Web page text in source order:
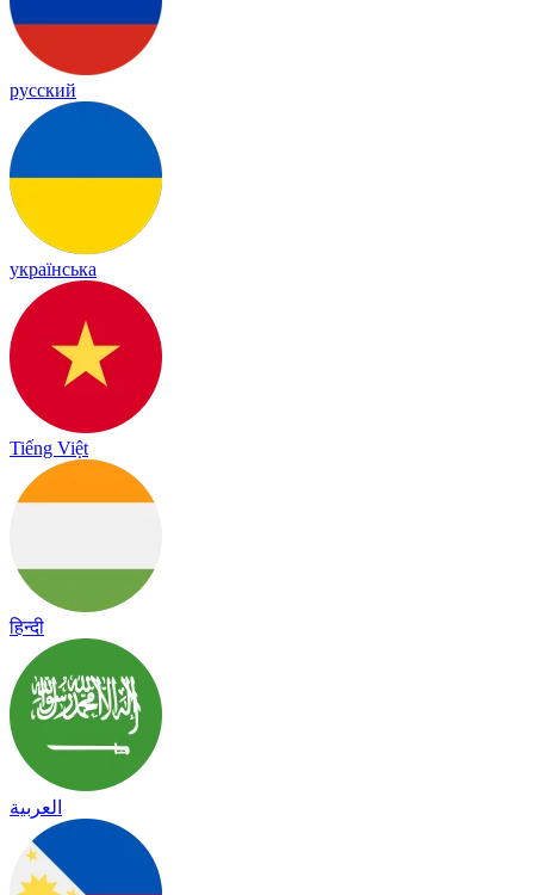
русский
українська
Tiếng Việt
हिन्दी
العربية